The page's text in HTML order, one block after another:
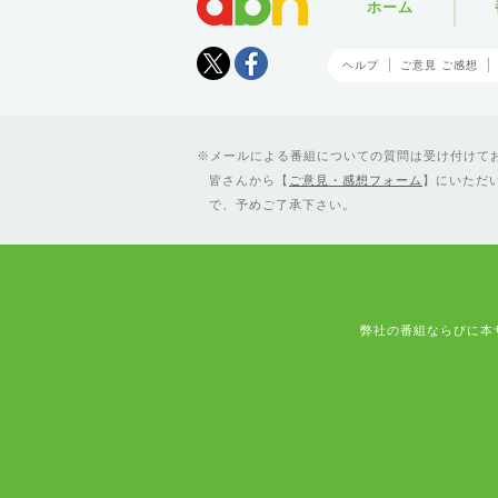
Tweet
ホーム
ヘルプ ご意見 ご感想
メールによる番組についての質問は受け付け
皆さんから【 ご意見・感想フォーム 】にいただ
で、予めご了承下さい。
弊社の番組ならびに